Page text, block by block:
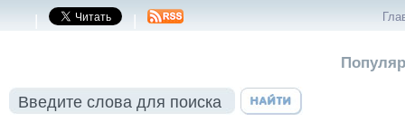
| |